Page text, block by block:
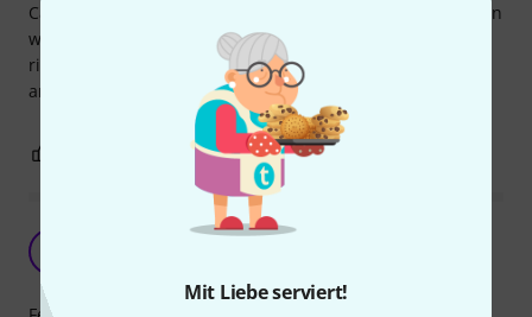
Mit Liebe serviert!
Cans wegen des Tollen Effekts gekauft, der fehlt mir hier ein
wenig. Ist ein bisschen Langweilig, wenn man nicht die
richtige Anwendung hat. Man müsste damit etwas starr
anstrahlen, dann schaut es sicherlich gut aus.
BEWERTUNG MELDEN
Tolles Upgrade